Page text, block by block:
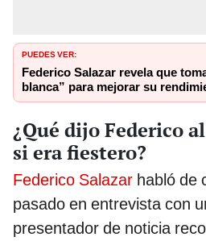
PUEDES VER:
Federico Salazar revela que
blanca” para mejorar su
¿Qué dijo Federico
si era fiestero?
Federico Salazar habló de
pasado en entrevista con
presentador de noticia